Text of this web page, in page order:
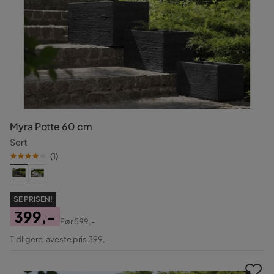
Myra Potte 60 cm
Sort
(1)
SE PRISEN!
Pris
399,-
Original
Før599,-
Tidligere laveste pris 399,-